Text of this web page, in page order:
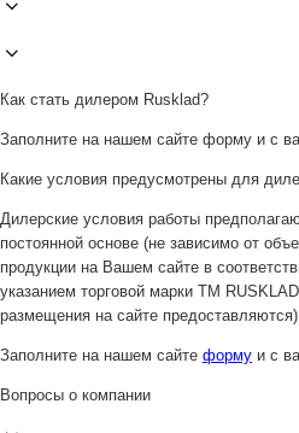
Как стать дилером Rusklad?
Заполните на нашем сайте форму и с
Какие условия предусмотрены для
Дилерские условия работы
постоянной основе (не зависимо от
продукции на Вашем сайте в
указанием торговой марки ТМ
размещения на сайте предоставляются).
Заполните на нашем сайте форму и с
Вопросы о компании